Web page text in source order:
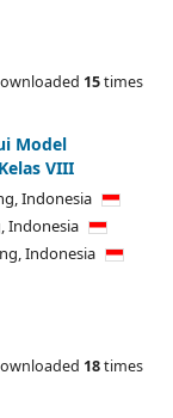
15times
Model
VIII
Indonesia
Indonesia
Indonesia
18times